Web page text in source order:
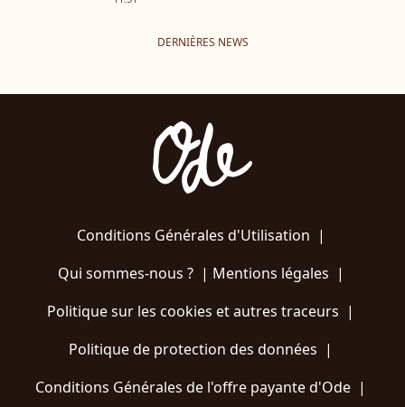
DERNIÈRES NEWS
Conditions Générales d'Utilisation |
Qui sommes-nous ?| Mentions légales |
Politique sur les cookies et autres traceurs |
Politique de protection des données |
Conditions Générales de l'offre payante d'Ode |